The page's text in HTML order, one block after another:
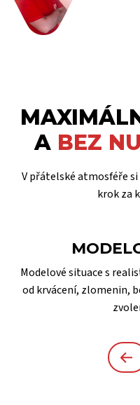
A BEZ
V přátelské atmosféře
krok za
Modelové situace s
od krvácení, zlomenin,